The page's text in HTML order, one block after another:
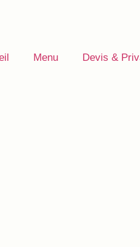
Menu Devis &